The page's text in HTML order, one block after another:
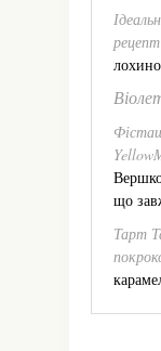
рецепт
що
Тарт